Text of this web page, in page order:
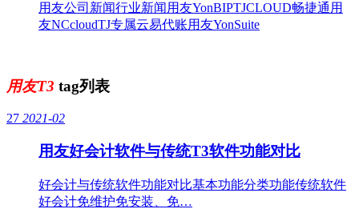
用友公司新闻行业新闻 用友YonBIPTJCLOUD畅捷通 用
友NCcloudTJ专属云易代账用友YonSuite
用友T3 tag列表
27 2021-02
用友好会计软件与传统T3软件功能对比
好会计与传统软件功能对比基本功能分类功能传统软件
好会计免维护免安装、免…